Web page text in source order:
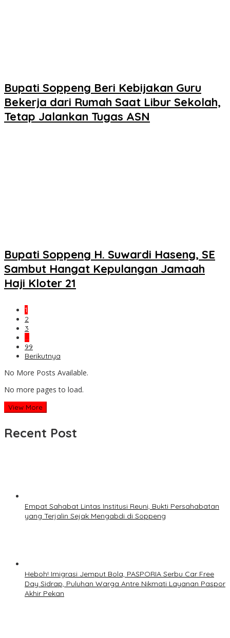
Bupati Soppeng Beri Kebijakan Guru
Bekerja dari Rumah Saat Libur Sekolah,
Tetap Jalankan Tugas ASN
Bupati Soppeng H. Suwardi Haseng, SE
Sambut Hangat Kepulangan Jamaah
Haji Kloter 21
1
2
3
…
99
Berikutnya
No More Posts Available.
No more pages to load.
View More
Recent Post
Empat Sahabat Lintas Institusi Reuni, Bukti Persahabatan
yang Terjalin Sejak Mengabdi di Soppeng
Heboh! Imigrasi Jemput Bola, PASPORIA Serbu Car Free
Day Sidrap, Puluhan Warga Antre Nikmati Layanan Paspor
Akhir Pekan